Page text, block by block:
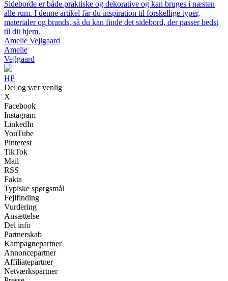
Sideborde er både praktiske og dekorative og kan bruges i næsten
alle rum. I denne artikel får du inspiration til forskellige typer,
materialer og brands, så du kan finde det sidebord, der passer bedst
til dit hjem.
Amelie Vejlgaard
Amelie
Vejlgaard
HP
Del og vær venlig
X
Facebook
Instagram
LinkedIn
YouTube
Pinterest
TikTok
Mail
RSS
Fakta
Typiske spørgsmål
Fejlfinding
Vurdering
Ansættelse
Del info
Partnerskab
Kampagnepartner
Annoncepartner
Affiliatepartner
Netværkspartner